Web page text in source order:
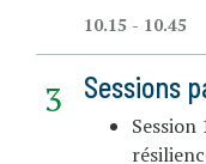
10.15 - 10.45
Sessions